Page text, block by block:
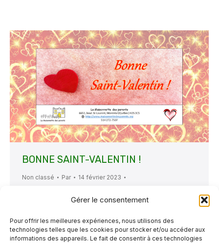
Gérer le consentement
Pour offrir les meilleures expériences, nous utilisons des
technologies telles que les cookies pour stocker et/ou accéder aux
informations des appareils. Le fait de consentir à ces technologies
BONNE SAINT-VALENTIN !
Non classé Par
14 février 2023
Maisonnette des parents souhaite répandre
des ondes musicales d’amour en vous